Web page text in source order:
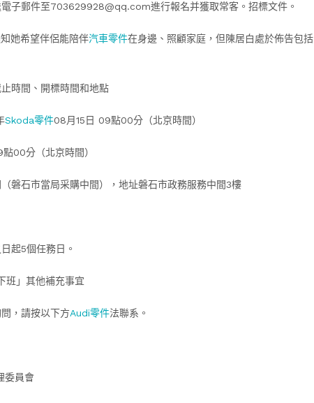
子郵件至703629928@qq.com進行報名并獲取常客。招標文件。
她希望伴侶能陪伴汽車零件在身邊、照顧家庭，但陳居白處於佈告包括
時間、開標時間和地點
Skoda零件08月15日 09點00分（北京時間）
00分（北京時間）
磐石市當局采購中間），地址磐石市政務服務中間3樓
起5個任務日。
班」其他補充事宜
，請按以下方Audi零件法聯系。
委員會